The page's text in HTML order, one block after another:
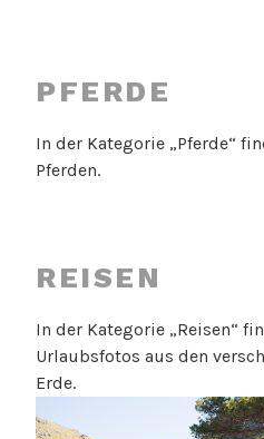
PFERDE
In der Kategorie „Pferde“
Pferden.
REISEN
In der Kategorie „Reisen“
Urlaubsfotos aus den
Erde.